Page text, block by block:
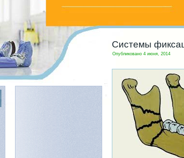
Системы
Опубликовано 4 июня, 2014